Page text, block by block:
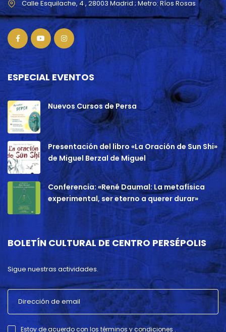
ESPECIAL EVENTOS
Nuevos Cursos de Persa
Presentación del libro «La Oración de Sun Shi»
de Miguel Berzal de Miguel
Conferencia: «René Daumal: La metafísica
experimental, ser eterno a querer durar»
BOLETÍN CULTURAL DE CENTRO PERSÉPOLIS
Sigue nuestras actividades.
Estoy de acuerdo con los términos y condiciones .